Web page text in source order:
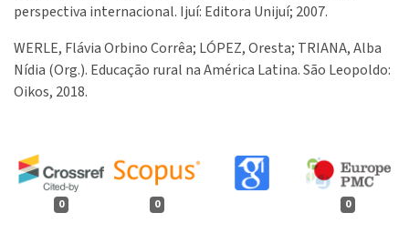
0 0 0
perspectiva internacional. Ijuí: Editora Unijuí; 2007.
WERLE, Flávia Orbino Corrêa; LÓPEZ, Oresta; TRIANA, Alba
Nídia (Org.). Educação rural na América Latina. São Leopoldo:
Oikos, 2018.